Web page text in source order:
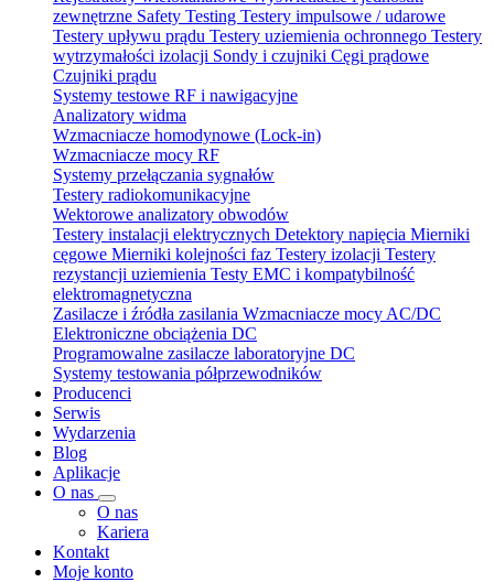
zewnętrzne Safety Testing Testery impulsowe / udarowe
Testery upływu prądu Testery uziemienia ochronnego Testery
wytrzymałości izolacji Sondy i czujniki Cęgi prądowe
Czujniki prądu
Systemy testowe RF i nawigacyjne
Analizatory widma
Wzmacniacze homodynowe (Lock‑in)
Wzmacniacze mocy RF
Systemy przełączania sygnałów
Testery radiokomunikacyjne
Wektorowe analizatory obwodów
Testery instalacji elektrycznych Detektory napięcia Mierniki
cęgowe Mierniki kolejności faz Testery izolacji Testery
rezystancji uziemienia Testy EMC i kompatybilność
elektromagnetyczna
Zasilacze i źródła zasilania Wzmacniacze mocy AC/DC
Elektroniczne obciążenia DC
Programowalne zasilacze laboratoryjne DC
Systemy testowania półprzewodników
Producenci
Serwis
Wydarzenia
Blog
Aplikacje
O nas
O nas
Kariera
Kontakt
Moje konto